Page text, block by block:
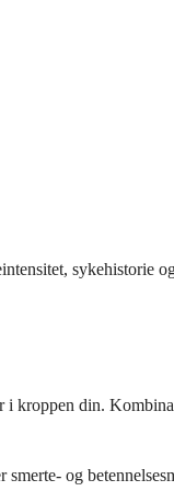
sykehistorie
kroppen din.
og